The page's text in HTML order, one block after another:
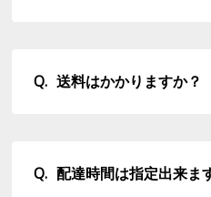
送料はかかりますか？
配達時間は指定出来ま